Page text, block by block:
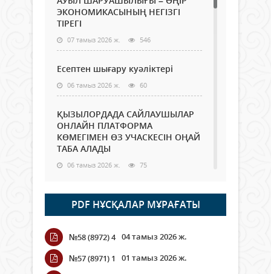
ЭКОНОМИКАСЫНЫҢ НЕГІЗГІ
ТІРЕГІ
07 тамыз 2026 ж. 546
Есептен шығару куәліктері
06 тамыз 2026 ж. 60
ҚЫЗЫЛОРДАДА САЙЛАУШЫЛАР
ОНЛАЙН ПЛАТФОРМА
КӨМЕГІМЕН ӨЗ УЧАСКЕСІН ОҢАЙ
ТАБА АЛАДЫ
06 тамыз 2026 ж. 75
Open Air: Қызылорда облысы
полиция департаменті 20
мыңнан астам көрерменнің
қауіпсіздігін қамтамасыз етті
06 тамыз 2026 ж.
PDF НҰСҚАЛАР МҰРАҒАТЫ
№58 (8972) 4 04 тамыз 2026 ж.
№57 (8971) 1
01 тамыз 2026 ж.